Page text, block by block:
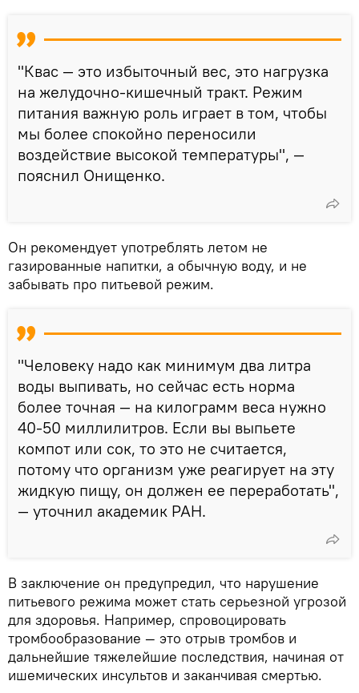
"Квас — это избыточный вес, это нагрузка
на желудочно-кишечный тракт. Режим
питания важную роль играет в том, чтобы
мы более спокойно переносили
воздействие высокой температуры", —
пояснил Онищенко.
Он рекомендует употреблять летом не
газированные напитки, а обычную воду, и не
забывать про питьевой режим.
"Человеку надо как минимум два литра
воды выпивать, но сейчас есть норма
более точная — на килограмм веса нужно
40-50 миллилитров. Если вы выпьете
компот или сок, то это не считается,
потому что организм уже реагирует на эту
жидкую пищу, он должен ее переработать",
— уточнил академик РАН.
В заключение он предупредил, что нарушение
питьевого режима может стать серьезной угрозой
для здоровья. Например, спровоцировать
тромбообразование — это отрыв тромбов и
дальнейшие тяжелейшие последствия, начиная от
ишемических инсультов и заканчивая смертью.